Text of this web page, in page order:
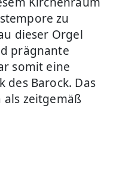
zu
dieser Orgel
prägnante
somit eine
des Barock. Das
zeitgemäß